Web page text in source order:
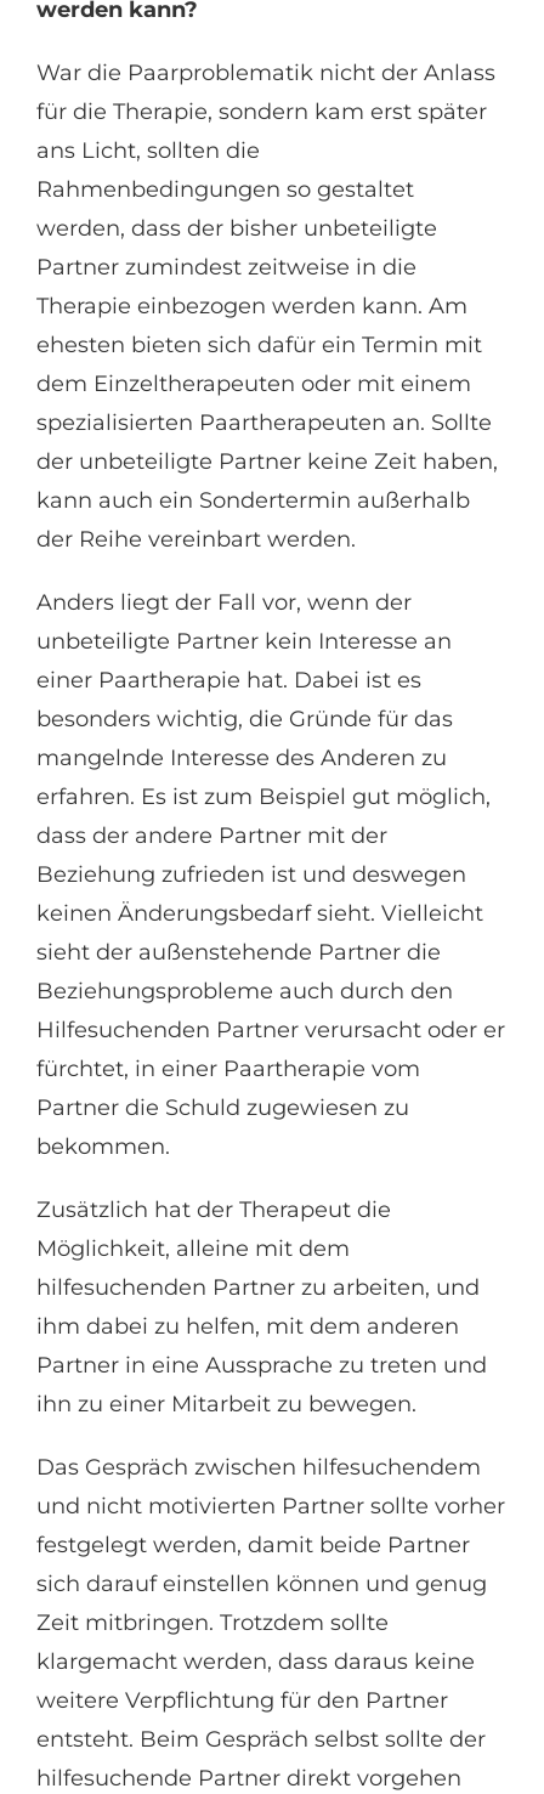
werden kann?
War die Paarproblematik nicht der Anlass
für die Therapie, sondern kam erst später
ans Licht, sollten die
Rahmenbedingungen so gestaltet
werden, dass der bisher unbeteiligte
Partner zumindest zeitweise in die
Therapie einbezogen werden kann. Am
ehesten bieten sich dafür ein Termin mit
dem Einzeltherapeuten oder mit einem
spezialisierten Paartherapeuten an. Sollte
der unbeteiligte Partner keine Zeit haben,
kann auch ein Sondertermin außerhalb
der Reihe vereinbart werden.
Anders liegt der Fall vor, wenn der
unbeteiligte Partner kein Interesse an
einer Paartherapie hat. Dabei ist es
besonders wichtig, die Gründe für das
mangelnde Interesse des Anderen zu
erfahren. Es ist zum Beispiel gut möglich,
dass der andere Partner mit der
Beziehung zufrieden ist und deswegen
keinen Änderungsbedarf sieht. Vielleicht
sieht der außenstehende Partner die
Beziehungsprobleme auch durch den
Hilfesuchenden Partner verursacht oder er
fürchtet, in einer Paartherapie vom
Partner die Schuld zugewiesen zu
bekommen.
Zusätzlich hat der Therapeut die
Möglichkeit, alleine mit dem
hilfesuchenden Partner zu arbeiten, und
ihm dabei zu helfen, mit dem anderen
Partner in eine Aussprache zu treten und
ihn zu einer Mitarbeit zu bewegen.
Das Gespräch zwischen hilfesuchendem
und nicht motivierten Partner sollte vorher
festgelegt werden, damit beide Partner
sich darauf einstellen können und genug
Zeit mitbringen. Trotzdem sollte
klargemacht werden, dass daraus keine
weitere Verpflichtung für den Partner
entsteht. Beim Gespräch selbst sollte der
hilfesuchende Partner direkt vorgehen